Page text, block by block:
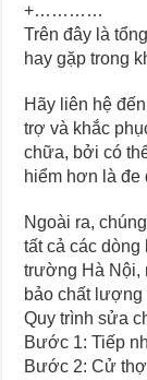
+…………
Trên đây là
hay gặp trong
Hãy liên hệ
trợ và khắc
chữa, bởi có
hiểm hơn là đe
Ngoài ra,
tất cả các dòng
trường Hà Nội,
bảo chất
Quy trình sửa
Bước 1: Tiếp
Bước 2: Cử